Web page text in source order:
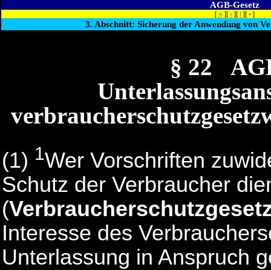
AGB-Gesetz
[ « ][ ‹ ][ I ][ - ]
3. Abschnitt: Sicherung der Anwendung von
§ 22
(1) 1Wer Vorschriften
Schutz der Verbraucher
(
Interesse des
Unterlassung in Anspruch